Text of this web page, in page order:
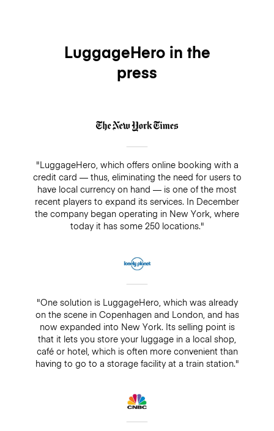
LuggageHero in the
press
"LuggageHero, which offers online booking with a
credit card — thus, eliminating the need for users to
have local currency on hand — is one of the most
recent players to expand its services. In December
the company began operating in New York, where
today it has some 250 locations."
"One solution is LuggageHero, which was already
on the scene in Copenhagen and London, and has
now expanded into New York. Its selling point is
that it lets you store your luggage in a local shop,
café or hotel, which is often more convenient than
having to go to a storage facility at a train station."